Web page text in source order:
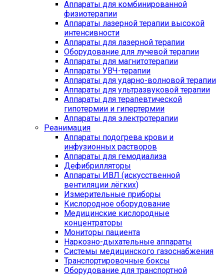
Аппараты для комбинированной
физиотерапии
Аппараты лазерной терапии высокой
интенсивности
Аппараты для лазерной терапии
Оборудование для лучевой терапии
Аппараты для магнитотерапии
Аппараты УВЧ-терапии
Аппараты для ударно-волновой терапии
Аппараты для ультразвуковой терапии
Аппараты для терапевтической
гипотермии и гипертермии
Аппараты для электротерапии
Реанимация
Аппараты подогрева крови и
инфузионных растворов
Аппараты для гемодиализа
Дефибрилляторы
Аппараты ИВЛ (искусственной
вентиляции лёгких)
Измерительные приборы
Кислородное оборудование
Медицинские кислородные
концентраторы
Мониторы пациента
Наркозно-дыхательные аппараты
Системы медицинского газоснабжения
Транспортировочные боксы
Оборудование для транспортной